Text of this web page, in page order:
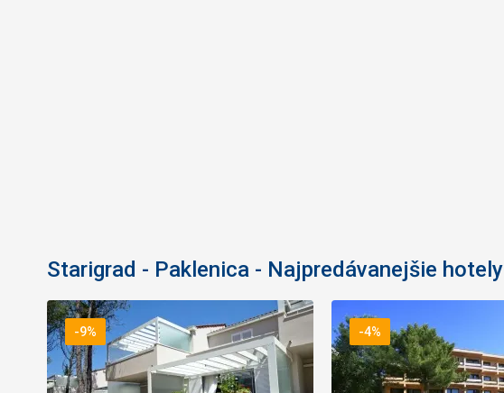
Starigrad - Paklenica - Najpredávanejšie hotely
-9% -4%